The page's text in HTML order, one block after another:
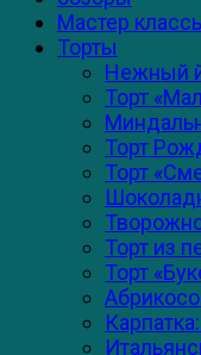
Мастер
Торты
Нежный
Торт
Торт
Торт
Торт из
Торт